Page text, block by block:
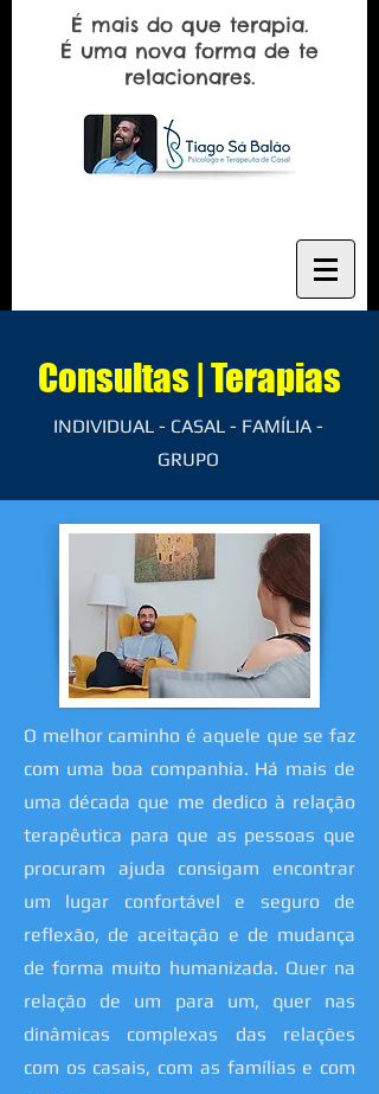
É mais do que terapia.
É uma nova forma de te
relacionares.
Consultas | Terapias
INDIVIDUAL - CASAL - FAMÍLIA -
GRUPO
O melhor caminho é aquele que se faz
com uma boa companhia. Há mais de
uma década que me dedico à relação
terapêutica para que as pessoas que
procuram ajuda consigam encontrar
um lugar confortável e seguro de
reflexão, de aceitação e de mudança
de forma muito humanizada. Quer na
relação de um para um, quer nas
dinâmicas complexas das relações
com os casais, com as famílias e com